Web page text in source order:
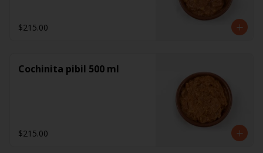
$215.00
Cochinita pibil 500 ml
$215.00